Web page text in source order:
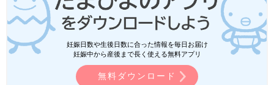
妊娠日数や生後日数に合った情報を毎日お届け
妊娠中から産後まで長く使える無料アプリ
無料ダウンロード